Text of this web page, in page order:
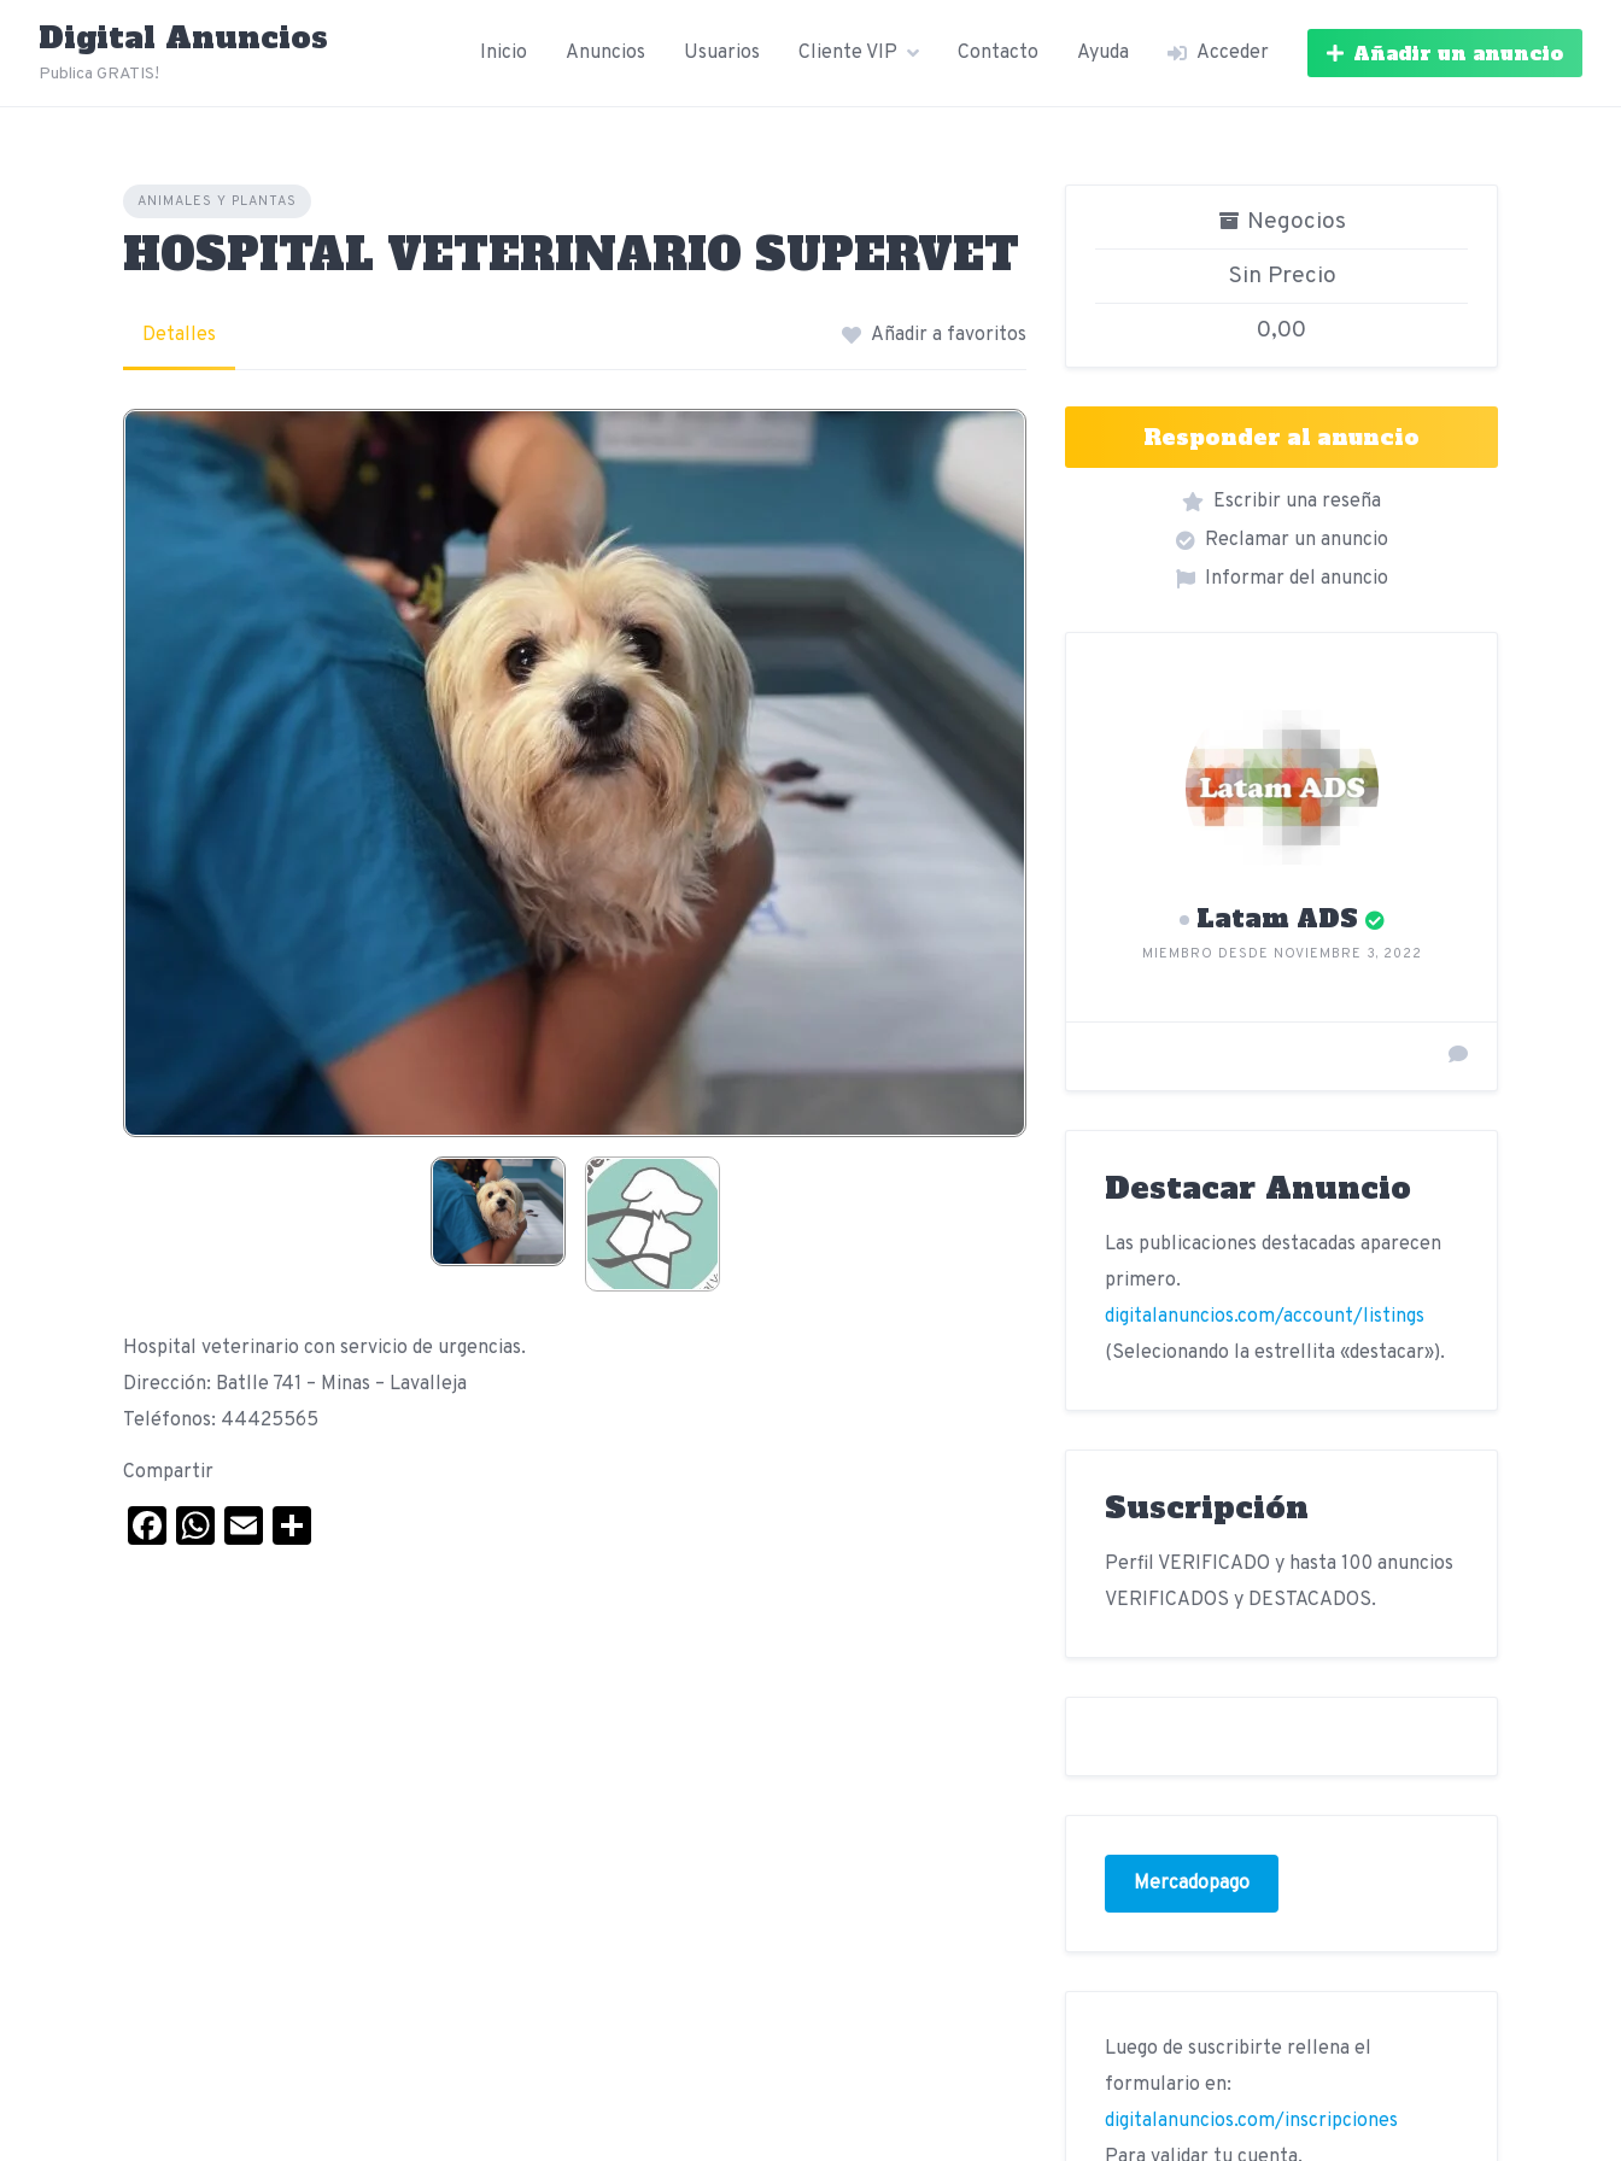
content
Digital Anuncios
Publica GRATIS!
Inicio Anuncios Usuarios Cliente VIP Contacto Ayuda Acceder Añadir un anuncio
ANIMALES Y PLANTAS
HOSPITAL VETERINARIO SUPERVET
Detalles Añadir a favoritos
Hospital veterinario con servicio de urgencias.
Dirección: Batlle 741 – Minas – Lavalleja
Teléfonos: 44425565
Compartir
Facebook
WhatsApp
Email
Negocios
Sin Precio
0,00
Responder al anuncio
Escribir una reseña
Reclamar un anuncio
Informar del anuncio
Latam ADS
MIEMBRO DESDE NOVIEMBRE 3, 2022
Destacar Anuncio
Las publicaciones destacadas aparecen
primero.
digitalanuncios.com/account/listings
(Selecionando la estrellita «destacar»).
Suscripción
Perfil VERIFICADO y hasta 100 anuncios
VERIFICADOS y DESTACADOS.
Mercadopago
Luego de suscribirte rellena el
formulario en:
digitalanuncios.com/inscripciones